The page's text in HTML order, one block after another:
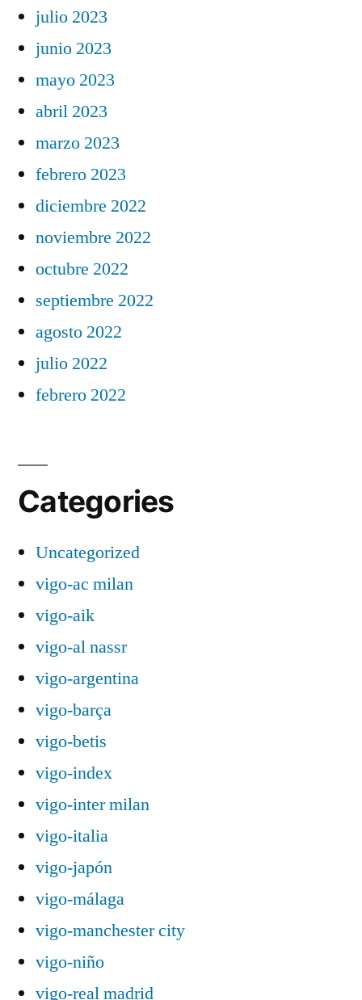
julio 2023
junio 2023
mayo 2023
abril 2023
marzo 2023
febrero 2023
diciembre 2022
noviembre 2022
octubre 2022
septiembre 2022
agosto 2022
julio 2022
febrero 2022
Categories
Uncategorized
vigo-ac milan
vigo-aik
vigo-al nassr
vigo-argentina
vigo-barça
vigo-betis
vigo-index
vigo-inter milan
vigo-italia
vigo-japón
vigo-málaga
vigo-manchester city
vigo-niño
vigo-real madrid